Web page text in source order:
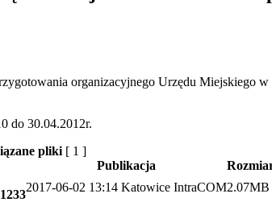
organizacyjnego Urzędu Miejskiego
do 30.04.2012r.
pliki[ 1 ]
Publikacja
1233
2017-06-02 13:14 Katowice IntraCOM2.07MB